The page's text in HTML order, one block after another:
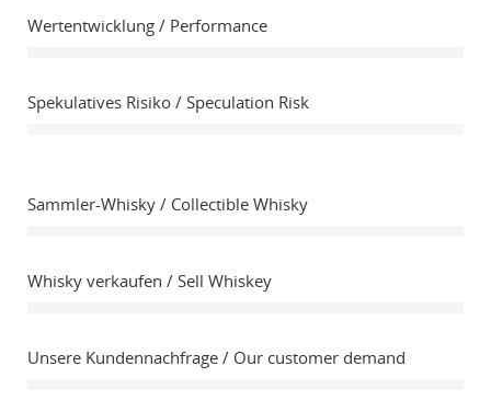
Wertentwicklung / Performance
Spekulatives Risiko / Speculation Risk
Sammler-Whisky / Collectible Whisky
Whisky verkaufen / Sell Whiskey
Unsere Kundennachfrage / Our customer demand